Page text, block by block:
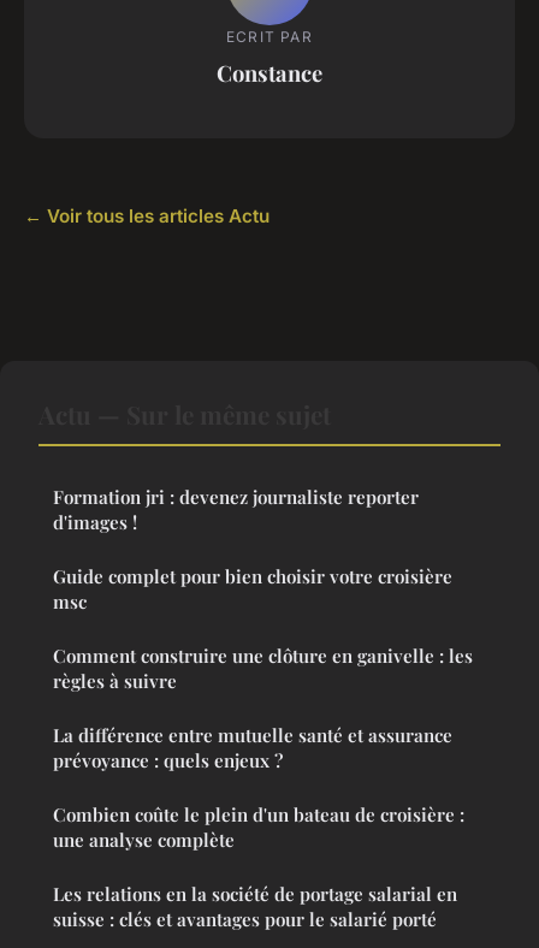
ECRIT PAR
Constance
← Voir tous les articles Actu
Formation jri : devenez journaliste reporter
d'images !
Guide complet pour bien choisir votre croisière
msc
Comment construire une clôture en ganivelle : les
règles à suivre
La différence entre mutuelle santé et assurance
prévoyance : quels enjeux ?
Combien coûte le plein d'un bateau de croisière :
une analyse complète
Les relations en la société de portage salarial en
suisse : clés et avantages pour le salarié porté